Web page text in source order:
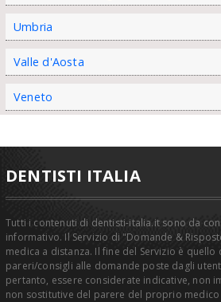
Umbria
Valle d'Aosta
Veneto
DENTISTI ITALIA
Tutti i contenuti di dentisti-italia.it sono da
informativo. Il Servizio di "Domande &
medica a distanza. Il fine del Servizio è
pareri/consigli alle domande poste dagli
pertanto, essere considerate indicative, non
non sostitutive del parere del proprio medico